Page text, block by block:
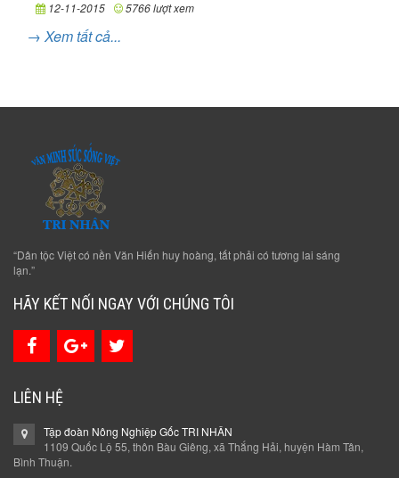
12-11-2015 5766 lượt xem
→ Xem tất cả...
“Dân tộc Việt có nền Văn Hiến huy hoàng, tất phải có tương lai sáng
lạn.”
HÃY KẾT NỐI NGAY VỚI CHÚNG TÔI
LIÊN HỆ
Tập đoàn Nông Nghiệp Gốc TRI NHÂN
1109 Quốc Lộ 55, thôn Bàu Giêng, xã Thắng Hải, huyện Hàm Tân,
Bình Thuận.